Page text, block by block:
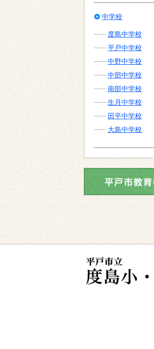
中学校
度島中学校
平戸中学校
中野中学校
中部中学校
南部中学校
生月中学校
田平中学校
大島中学校